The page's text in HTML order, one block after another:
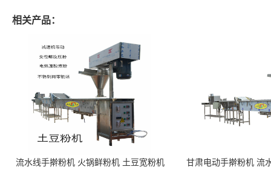
相关产品：
流水线手擀粉机 火锅鲜粉机 土豆宽粉机 甘肃电动手擀粉机 流